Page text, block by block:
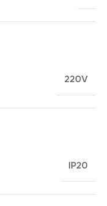
220V
IP20